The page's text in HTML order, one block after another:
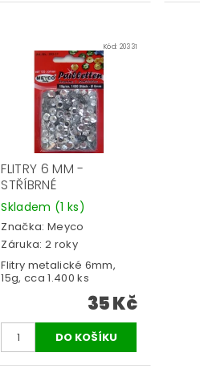
Kód: 20331
FLITRY 6 MM -
STŘÍBRNÉ
Skladem (1 ks)
Značka: Meyco
Záruka: 2 roky
Flitry metalické 6mm,
15g, cca 1.400 ks
35 Kč